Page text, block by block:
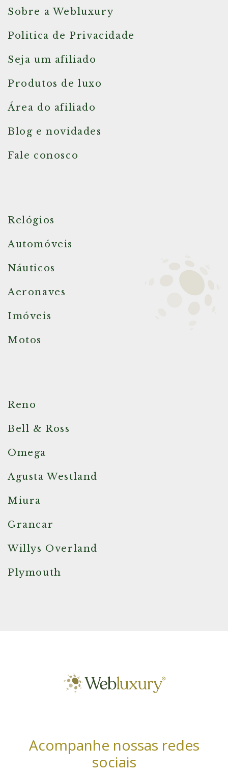
Sobre a Webluxury
Politica de Privacidade
Seja um afiliado
Produtos de luxo
Área do afiliado
Blog e novidades
Fale conosco
Relógios
Automóveis
Náuticos
Aeronaves
Imóveis
Motos
Reno
Bell & Ross
Omega
Agusta Westland
Miura
Grancar
Willys Overland
Plymouth
Acompanhe nossas redes
sociais